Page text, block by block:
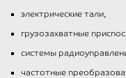
электрические тали,
грузозахватные
системы
частотные